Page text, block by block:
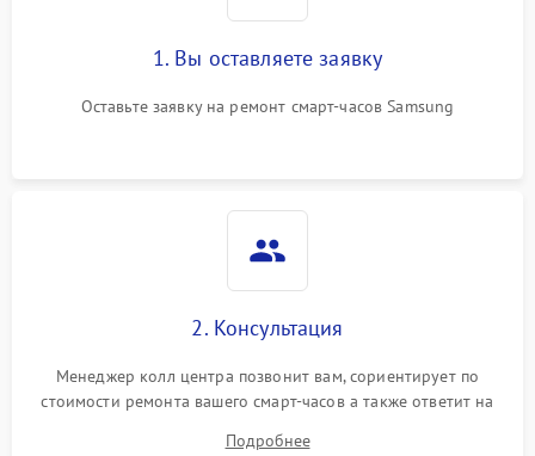
1. Вы оставляете заявку
Оставьте заявку на ремонт смарт-часов Samsung
2. Консультация
Менеджер колл центра позвонит вам, сориентирует по
стоимости ремонта вашего смарт-часов а также ответит на
Подробнее